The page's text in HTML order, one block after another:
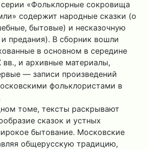
«Фольклорные сокровища
содержит народные сказки (о
бытовые) и несказочную
предания). В сборник вошли
в основном в середине
вв., и архивные материалы,
— записи произведений
фольклористами в
томе, тексты раскрывают
сказок и устных
бытование. Московские
общерусскую традицию,